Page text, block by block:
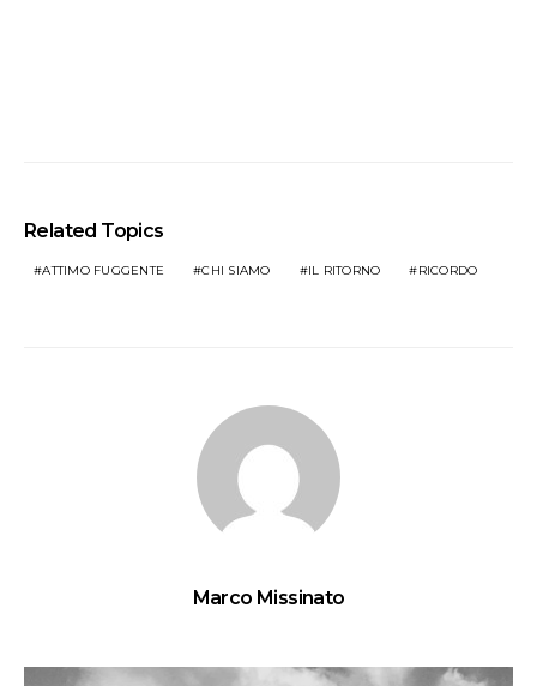
Related Topics
ATTIMO FUGGENTE CHI SIAMO IL RITORNO RICORDO
Marco Missinato